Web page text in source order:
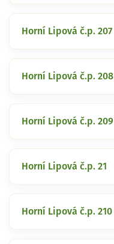
Horní Lipová č.p. 207
Horní Lipová č.p. 208
Horní Lipová č.p. 209
Horní Lipová č.p. 21
Horní Lipová č.p. 210